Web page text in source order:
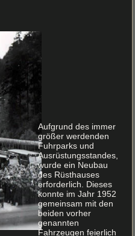
Aufgrund des immer
größer werdenden
Fuhrparks und
Ausrüstungsstandes,
wurde ein Neubau
des Rüsthauses
erforderlich. Dieses
konnte im Jahr 1952
gemeinsam mit den
beiden vorher
genannten
Fahrzeugen feierlich